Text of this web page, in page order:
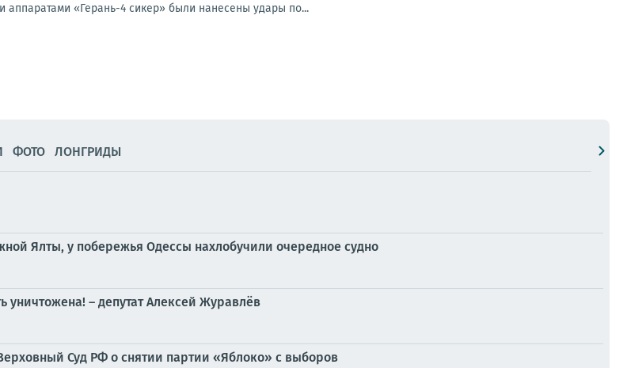
аппаратами «Герань-4 сикер» были нанесены удары по...
ФОТО ЛОНГРИДЫ
Ялты, у побережья Одессы нахлобучили очередное судно
– депутат Алексей Журавлёв
Суд РФ о снятии партии «Яблоко» с выборов